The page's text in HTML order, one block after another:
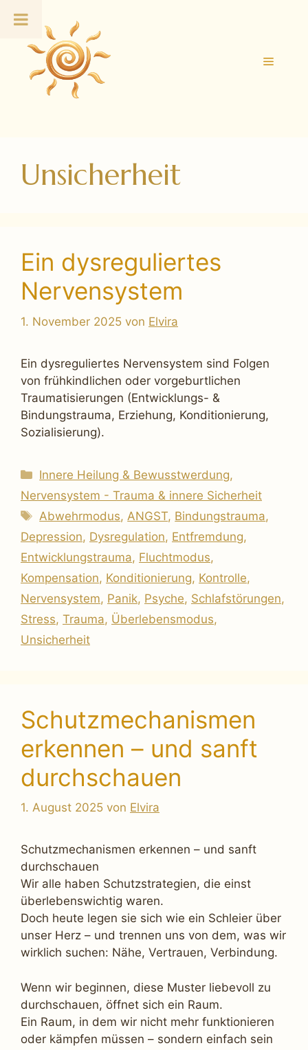
Inhalt
springen
Menü
Unsicherheit
Ein dysreguliertes
Nervensystem
1. November 2025 von Elvira
Ein dysreguliertes Nervensystem sind Folgen
von frühkindlichen oder vorgeburtlichen
Traumatisierungen (Entwicklungs- &
Bindungstrauma, Erziehung, Konditionierung,
Sozialisierung).
Kategorien
Innere Heilung & Bewusstwerdung,
Nervensystem - Trauma & innere Sicherheit
Schlagwörter
Abwehrmodus, ANGST, Bindungstrauma,
Depression, Dysregulation, Entfremdung,
Entwicklungstrauma, Fluchtmodus,
Kompensation, Konditionierung, Kontrolle,
Nervensystem, Panik, Psyche, Schlafstörungen,
Stress, Trauma, Überlebensmodus,
Unsicherheit
Schutzmechanismen
erkennen – und sanft
durchschauen
1. August 2025 von Elvira
Schutzmechanismen erkennen – und sanft
durchschauen
Wir alle haben Schutzstrategien, die einst
überlebenswichtig waren.
Doch heute legen sie sich wie ein Schleier über
unser Herz – und trennen uns von dem, was wir
wirklich suchen: Nähe, Vertrauen, Verbindung.
Wenn wir beginnen, diese Muster liebevoll zu
durchschauen, öffnet sich ein Raum.
Ein Raum, in dem wir nicht mehr funktionieren
oder kämpfen müssen – sondern einfach sein